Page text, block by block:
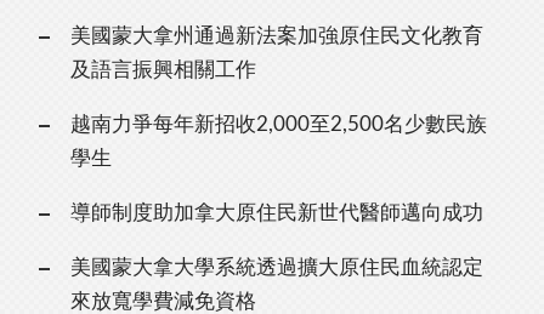
美國蒙大拿州通過新法案加強原住民文化教育
及語言振興相關工作
越南力爭每年新招收2,000至2,500名少數民族
學生
導師制度助加拿大原住民新世代醫師邁向成功
美國蒙大拿大學系統透過擴大原住民血統認定
來放寬學費減免資格